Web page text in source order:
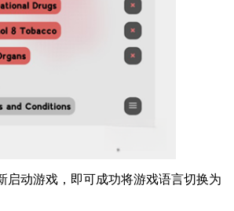
启动游戏，即可成功将游戏语言切换为